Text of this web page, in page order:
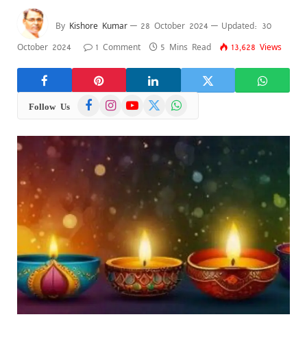
By Kishore Kumar 28 October 2024 Updated: 30
October 2024
1 Comment 5 Mins Read 13,628 Views
Follow Us FacebookInstagramYouTube
X
(Twitter)
WhatsApp